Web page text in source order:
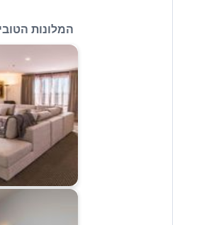
המלונות